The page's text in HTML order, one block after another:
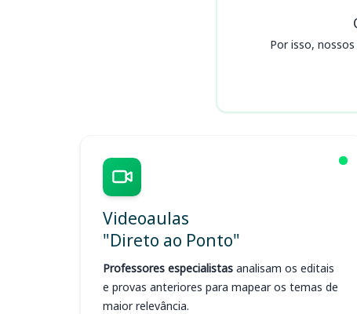
Por isso,
Videoaulas
"Direto ao Ponto"
Professores especialistas analisam os editais
e provas anteriores para mapear os temas de
maior relevância.